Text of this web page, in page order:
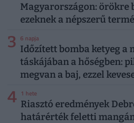
Magyarországon: örökre
ezeknek a népszerű
3 6 napja
Időzített bomba ketyeg a
táskájában a hőségben:
megvan a baj, ezzel
4 1 hete
Riasztó eredmények
határérték feletti